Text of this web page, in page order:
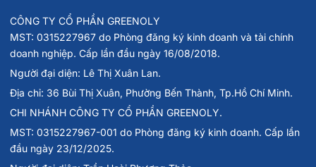
CÔNG TY CỔ PHẦN GREENOLY
MST: 0315227967 do Phòng đăng ký kinh doanh và tài chính
doanh nghiệp. Cấp lần đầu ngày 16/08/2018.
Người đại diện: Lê Thị Xuân Lan.
Địa chỉ: 36 Bùi Thị Xuân, Phường Bến Thành, Tp.Hồ Chí Minh.
CHI NHÁNH CÔNG TY CỔ PHẦN GREENOLY.
MST: 0315227967-001 do Phòng đăng ký kinh doanh. Cấp lần
đầu ngày 23/12/2025.